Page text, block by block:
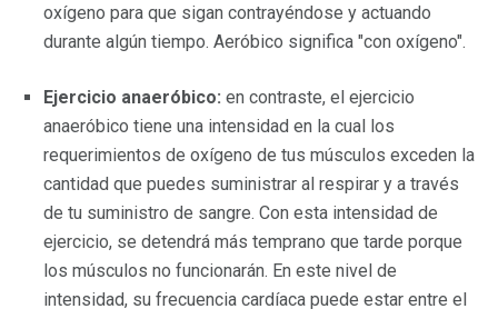
oxígeno para que sigan contrayéndose y actuando
durante algún tiempo. Aeróbico significa "con oxígeno".
Ejercicio anaeróbico: en contraste, el ejercicio
anaeróbico tiene una intensidad en la cual los
requerimientos de oxígeno de tus músculos exceden la
cantidad que puedes suministrar al respirar y a través
de tu suministro de sangre. Con esta intensidad de
ejercicio, se detendrá más temprano que tarde porque
los músculos no funcionarán. En este nivel de
intensidad, su frecuencia cardíaca puede estar entre el